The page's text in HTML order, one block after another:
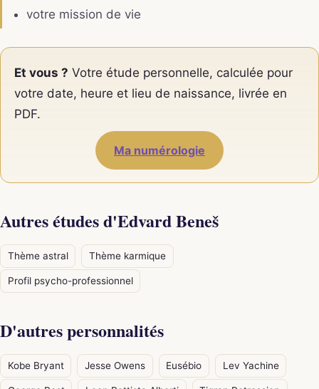
votre mission de vie
Et vous ? Votre étude personnelle, calculée pour
votre date, heure et lieu de naissance, livrée en
PDF.
Ma numérologie
Autres études d'Edvard Beneš
Thème astral Thème karmique
Profil psycho-professionnel
D'autres personnalités
Kobe Bryant Jesse Owens Eusébio Lev Yachine